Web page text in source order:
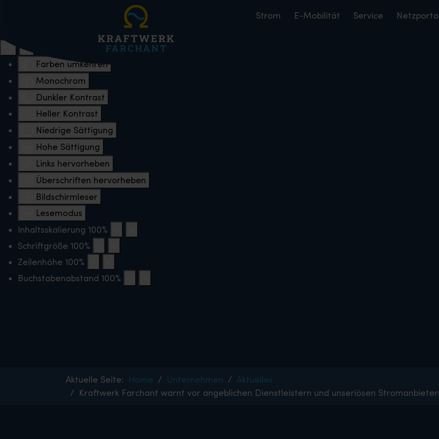
Farben umkehren
Monochrom
Dunkler Kontrast
Heller Kontrast
Niedrige Sättigung
Hohe Sättigung
Links hervorheben
Überschriften hervorheben
Bildschirmleser
Lesemodus
Inhaltsskalierung 100%
Schriftgröße 100%
Zeilenhöhe 100%
Buchstabenabstand 100%
Strom E-Mobilität Service
Aktuelle Seite: Home Unternehmen
Aktuelles
Kraftwerk Farchant warnt vor angeblichen Dienstleistern und unseriösen